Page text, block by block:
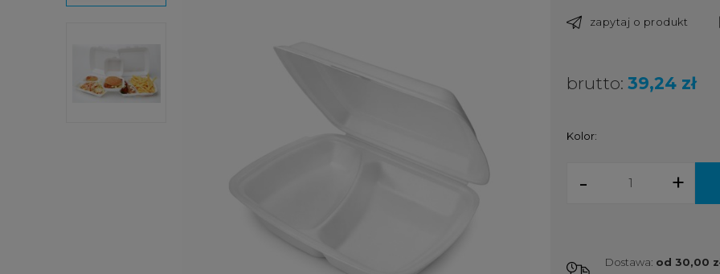
zapytaj o produkt
brutto: 39,24 zł
Kolor:
+
-
Dostawa: od 30,00